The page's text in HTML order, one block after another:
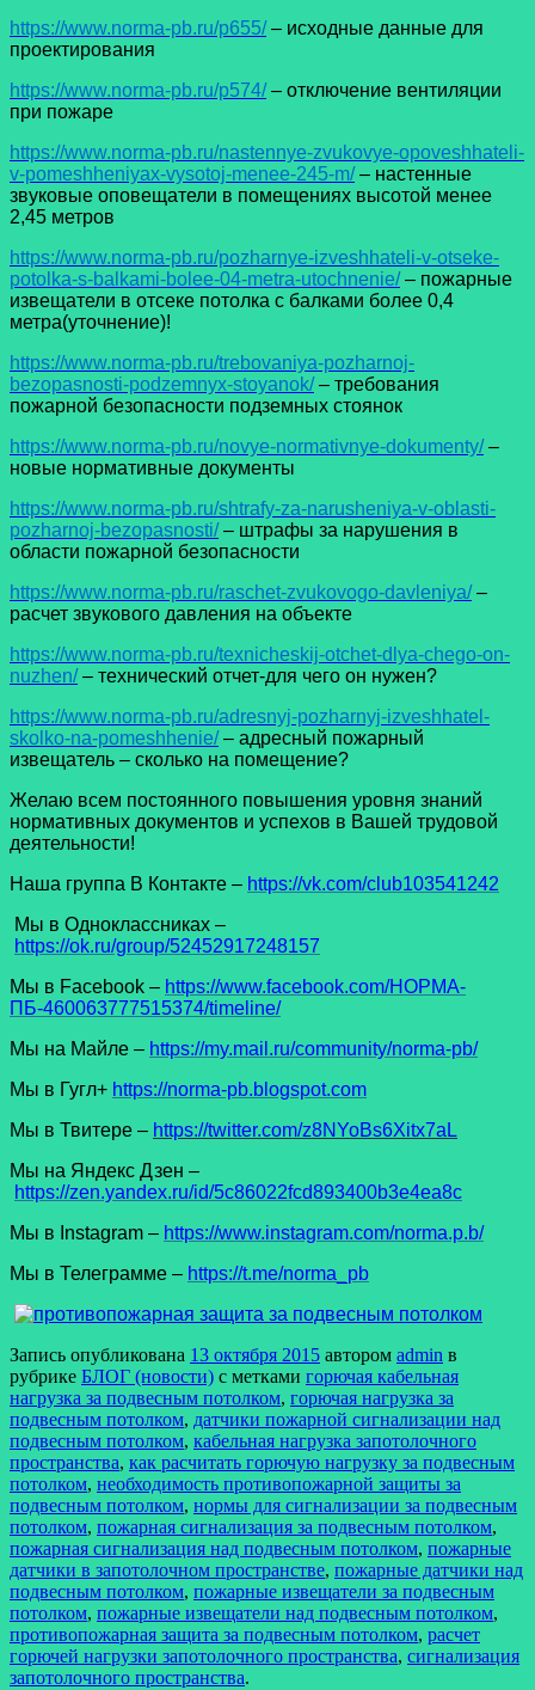
https://www.norma-pb.ru/p655/– исходные данные для
проектирования
https://www.norma-pb.ru/p574/– отключение вентиляции
при пожаре
https://www.norma-pb.ru/nastennye-zvukovye-opoveshhateli-
v-pomeshheniyax-vysotoj-menee-245-m/– настенные
звуковые оповещатели в помещениях высотой менее
2,45 метров
https://www.norma-pb.ru/pozharnye-izveshhateli-v-otseke-
potolka-s-balkami-bolee-04-metra-utochnenie/– пожарные
извещатели в отсеке потолка с балками более 0,4
метра(уточнение)!
https://www.norma-pb.ru/trebovaniya-pozharnoj-
bezopasnosti-podzemnyx-stoyanok/– требования
пожарной безопасности подземных стоянок
https://www.norma-pb.ru/novye-normativnye-dokumenty/–
новые нормативные документы
https://www.norma-pb.ru/shtrafy-za-narusheniya-v-oblasti-
pozharnoj-bezopasnosti/– штрафы за нарушения в
области пожарной безопасности
https://www.norma-pb.ru/raschet-zvukovogo-davleniya/–
расчет звукового давления на объекте
https://www.norma-pb.ru/texnicheskij-otchet-dlya-chego-on-
nuzhen/– технический отчет-для чего он нужен?
https://www.norma-pb.ru/adresnyj-pozharnyj-izveshhatel-
skolko-na-pomeshhenie/– адресный пожарный
извещатель – сколько на помещение?
Желаю всем постоянного повышения уровня знаний
нормативных документов и успехов в Вашей трудовой
деятельности!
Наша группа В Контакте – https://vk.com/club103541242
Мы в Одноклассниках –
https://ok.ru/group/52452917248157
Мы в Facеbook – https://www.facebook.com/НОРМА-
ПБ-460063777515374/timeline/
Мы на Майле – https://my.mail.ru/community/norma-pb/
Мы в Гугл+ https://norma-pb.blogspot.com
Мы в Твитере – https://twitter.com/z8NYoBs6Xitx7aL
Мы на Яндекс Дзен –
https://zen.yandex.ru/id/5c86022fcd893400b3e4ea8c
Мы в Instagram – https://www.instagram.com/norma.p.b/
Мы в Телеграмме – https://t.me/norma_pb
Запись опубликована 13 октября 2015 автором admin в
рубрике БЛОГ (новости) с метками горючая кабельная
нагрузка за подвесным потолком, горючая нагрузка за
подвесным потолком, датчики пожарной сигнализации над
подвесным потолком, кабельная нагрузка запотолочного
пространства, как расчитать горючую нагрузку за подвесным
потолком, необходимость противопожарной защиты за
подвесным потолком, нормы для сигнализации за подвесным
потолком, пожарная сигнализация за подвесным потолком,
пожарная сигнализация над подвесным потолком, пожарные
датчики в запотолочном пространстве, пожарные датчики над
подвесным потолком, пожарные извещатели за подвесным
потолком, пожарные извещатели над подвесным потолком,
противопожарная защита за подвесным потолком, расчет
горючей нагрузки запотолочного пространства, сигнализация
запотолочного пространства.